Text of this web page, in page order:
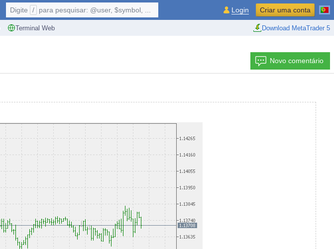
Terminal Web Download MetaTrader 5
Digite / para pesquisar: @user, $symbol, ... Login Criar uma conta
Novo comentário